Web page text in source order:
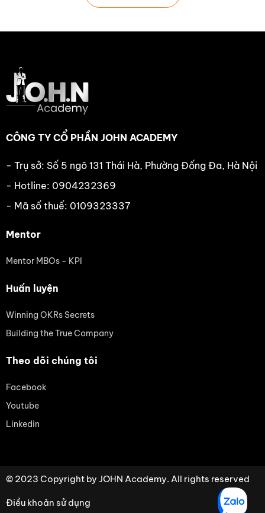
CÔNG TY CỔ PHẦN JOHN ACADEMY
- Trụ sở: Số 5 ngõ 131 Thái Hà, Phường Đống Đa, Hà Nội
- Hotline: 0904232369
- Mã số thuế: 0109323337
Mentor
Mentor MBOs - KPI
Huấn luyện
Winning OKRs Secrets
Building the True Company
Theo dõi chúng tôi
Facebook
Youtube
Linkedin
© 2023 Copyright by JOHN Academy. All rights reserved
Điều khoản sử dụng